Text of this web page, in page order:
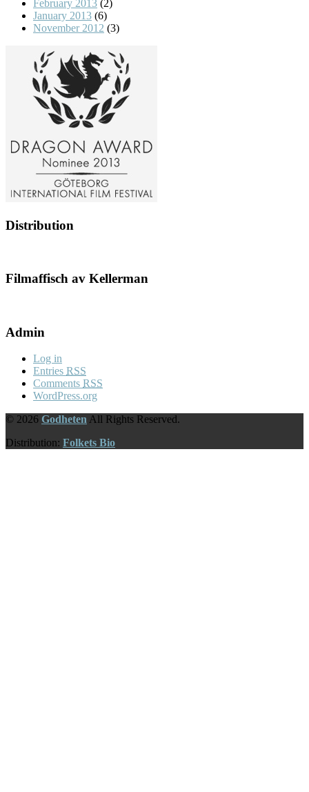
February 2013 (2)
January 2013 (6)
November 2012 (3)
Distribution
Filmaffisch av Kellerman
Admin
Log in
Entries RSS
Comments RSS
WordPress.org
© 2026 Godheten All Rights Reserved.
Distribution: Folkets Bio